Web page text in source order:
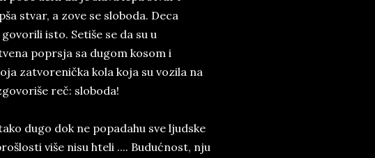
stvar, a zove se sloboda. Deca
isto. Setiše se da su u
poprsja sa dugom kosom i
zatvorenička kola koja su vozila na
reč: sloboda!
dugo dok ne popadahu sve ljudske
više nisu hteli .... Budućnost, nju